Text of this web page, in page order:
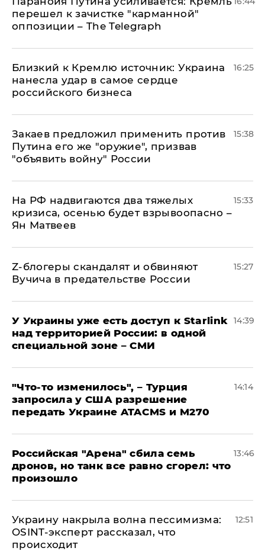
перешел к зачистке "карманной"
оппозиции – The Telegraph
Близкий к Кремлю источник: Украина
нанесла удар в самое сердце
российского бизнеса
16:25
Закаев предложил применить против
Путина его же "оружие", призвав
"объявить войну" России
15:38
На РФ надвигаются два тяжелых
кризиса, осенью будет взрывоопасно –
Ян Матвеев
15:33
Z-блогеры скандалят и обвиняют
Вучича в предательстве России
15:27
У Украины уже есть доступ к Starlink
над территорией России: в одной
специальной зоне – СМИ
14:39
​"Что-то изменилось", – Турция
запросила у США разрешение
передать Украине ATACMS и M270
14:14
​Российская "Арена" сбила семь
дронов, но танк все равно сгорел: что
произошло
13:46
​Украину накрыла волна пессимизма:
OSINT-эксперт рассказал, что
происходит
12:51